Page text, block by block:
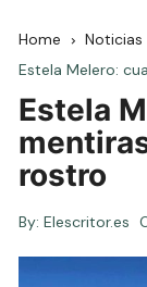
Home
Noticias
Estela Melero:
Estela
rostro
By: Elescritor.es